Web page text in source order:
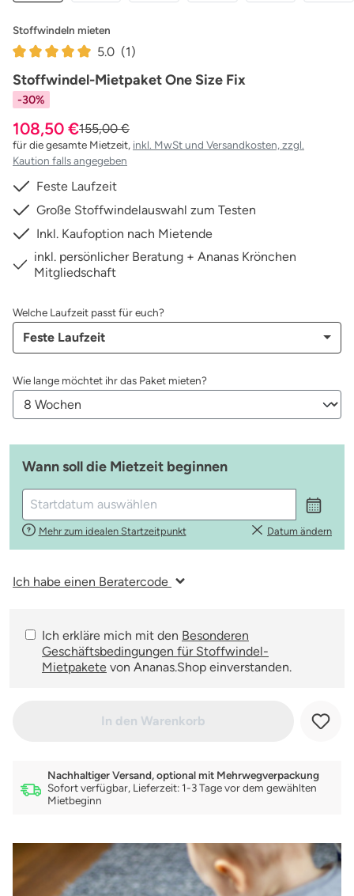
Stoffwindeln mieten
5.0 (1)
Stoffwindel-Mietpaket One Size Fix
-30%
108,50 €155,00 €
für die gesamte Mietzeit, inkl. MwSt und Versandkosten, zzgl.
Kaution falls angegeben
Feste Laufzeit
Große Stoffwindelauswahl zum Testen
Inkl. Kaufoption nach Mietende
inkl. persönlicher Beratung + Ananas Krönchen
Mitgliedschaft
Welche Laufzeit passt für euch?
Feste Laufzeit
Wie lange möchtet ihr das Paket mieten?auswählen
Wann soll die Mietzeit beginnen
Mehr zum idealen Startzeitpunkt Datum ändern
Ich habe einen Beratercode
Ich erkläre mich mit den Besonderen
Geschäftsbedingungen für Stoffwindel-
Mietpakete von Ananas.Shop einverstanden.
In den Warenkorb
Nachhaltiger Versand, optional mit Mehrwegverpackung
Sofort verfügbar, Lieferzeit: 1-3 Tage vor dem gewählten
Mietbeginn